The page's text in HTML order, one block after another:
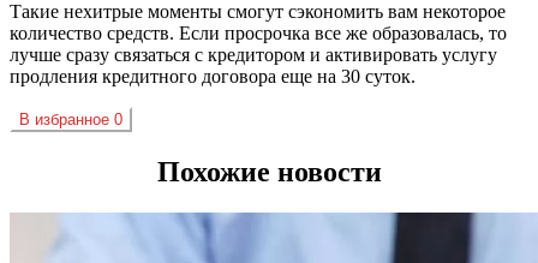
Такие нехитрые моменты смогут сэкономить вам некоторое
количество средств. Если просрочка все же образовалась, то
лучше сразу связаться с кредитором и активировать услугу
продления кредитного договора еще на 30 суток.
В избранное 0
Похожие новости